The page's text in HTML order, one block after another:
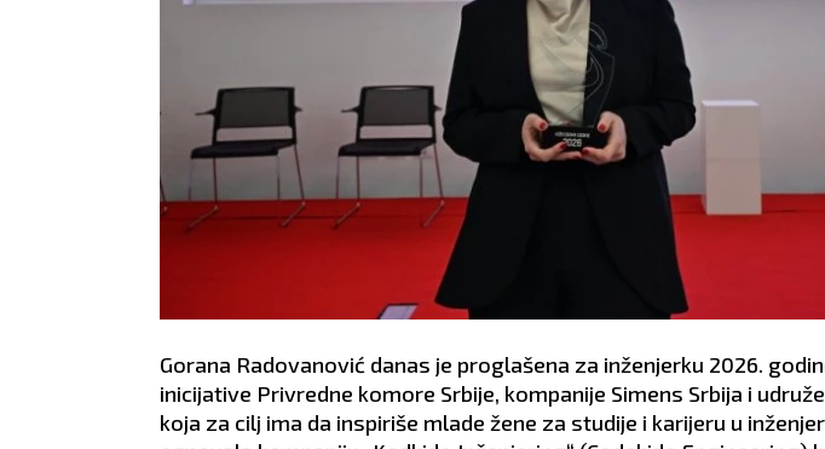
Gorana Radovanović danas je proglašena za inženjerku 2026.
inicijative Privredne komore Srbije, kompanije Simens Srbija i
koja za cilj ima da inspiriše mlade žene za studije i karijeru u